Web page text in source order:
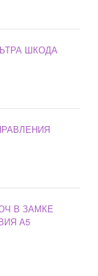
ШКОДА
В ЗАМКЕ
А5